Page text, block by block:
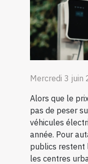
Mercredi 3 juin
Alors que le
pas de peser
véhicules
année. Pour
publics restent
les centres